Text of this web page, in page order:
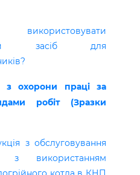
засіб для
з охорони праці за
робіт (Зразки
з обслуговування
з використанням